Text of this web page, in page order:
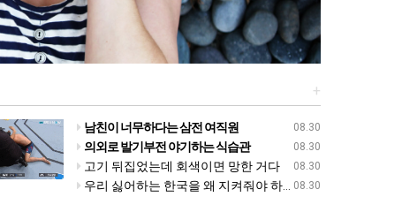
+
08.30
남친이 너무하다는 삼전 여직원
08.30
의외로 발기부전 야기하는 식습관
08.30
고기 뒤집었는데 회색이면 망한 거다
08.30
우리 싫어하는 한국을 왜 지켜줘야 하나